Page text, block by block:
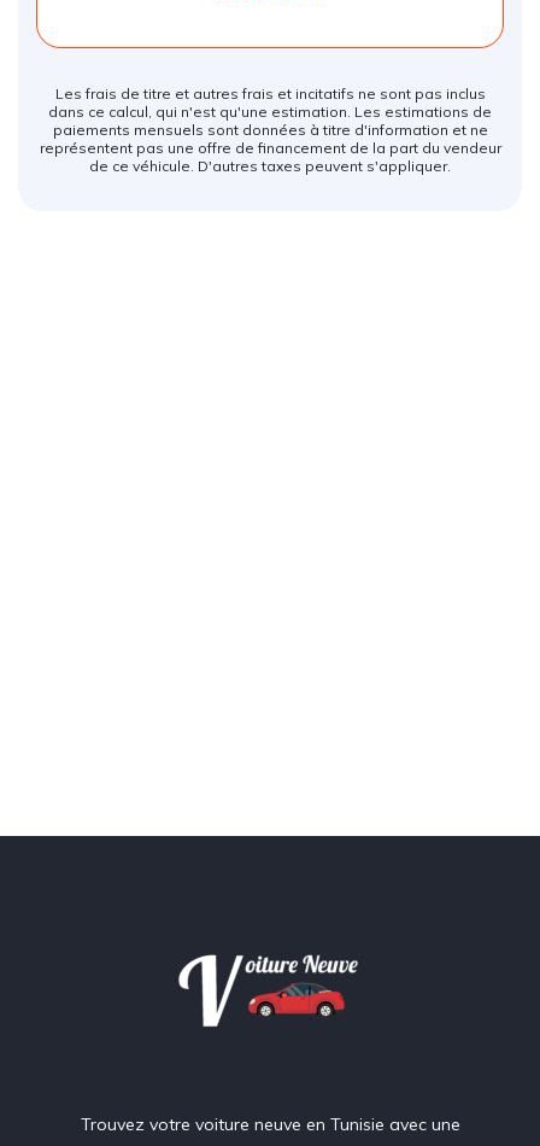
Les frais de titre et autres frais et incitatifs ne sont pas inclus
dans ce calcul, qui n'est qu'une estimation. Les estimations de
paiements mensuels sont données à titre d'information et ne
représentent pas une offre de financement de la part du vendeur
de ce véhicule. D'autres taxes peuvent s'appliquer.
Trouvez votre voiture neuve en Tunisie avec une